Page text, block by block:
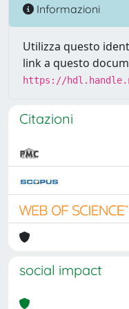
Informazioni
Utilizza questo
link a questo
https://
Citazioni
social impact